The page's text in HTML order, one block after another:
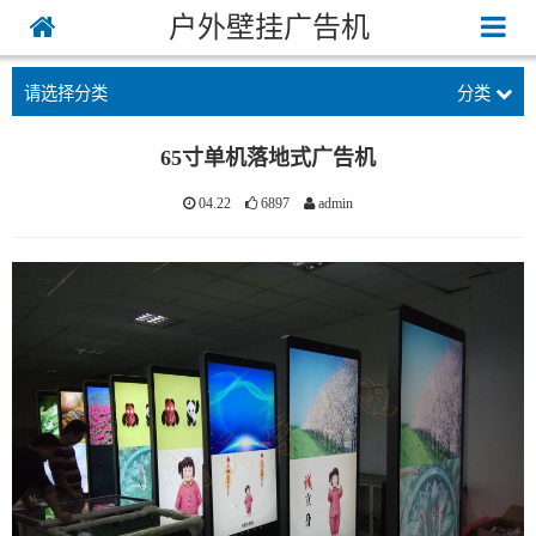
户外壁挂广告机
请选择分类 分类
65寸单机落地式广告机
04.22 6897 admin